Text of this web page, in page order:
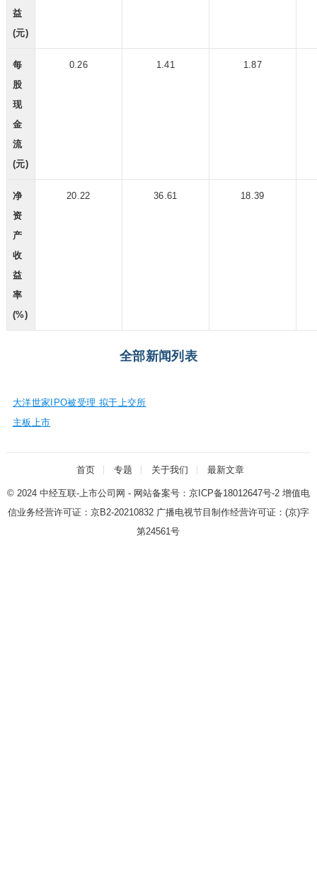
益
(元)
每
股
现
金
流
(元)
0.26 1.41 1.87
净
资
产
收
益
率
(%)
20.22 36.61 18.39
全部新闻列表
大洋世家IPO被受理 拟于上交所
主板上市
首页 专题 关于我们 最新文章
© 2024 中经互联-上市公司网 - 网站备案号： 京ICP备18012647号-2增值电
信业务经营许可证： 京B2-20210832广播电视节目制作经营许可证： (京)字
第24561号